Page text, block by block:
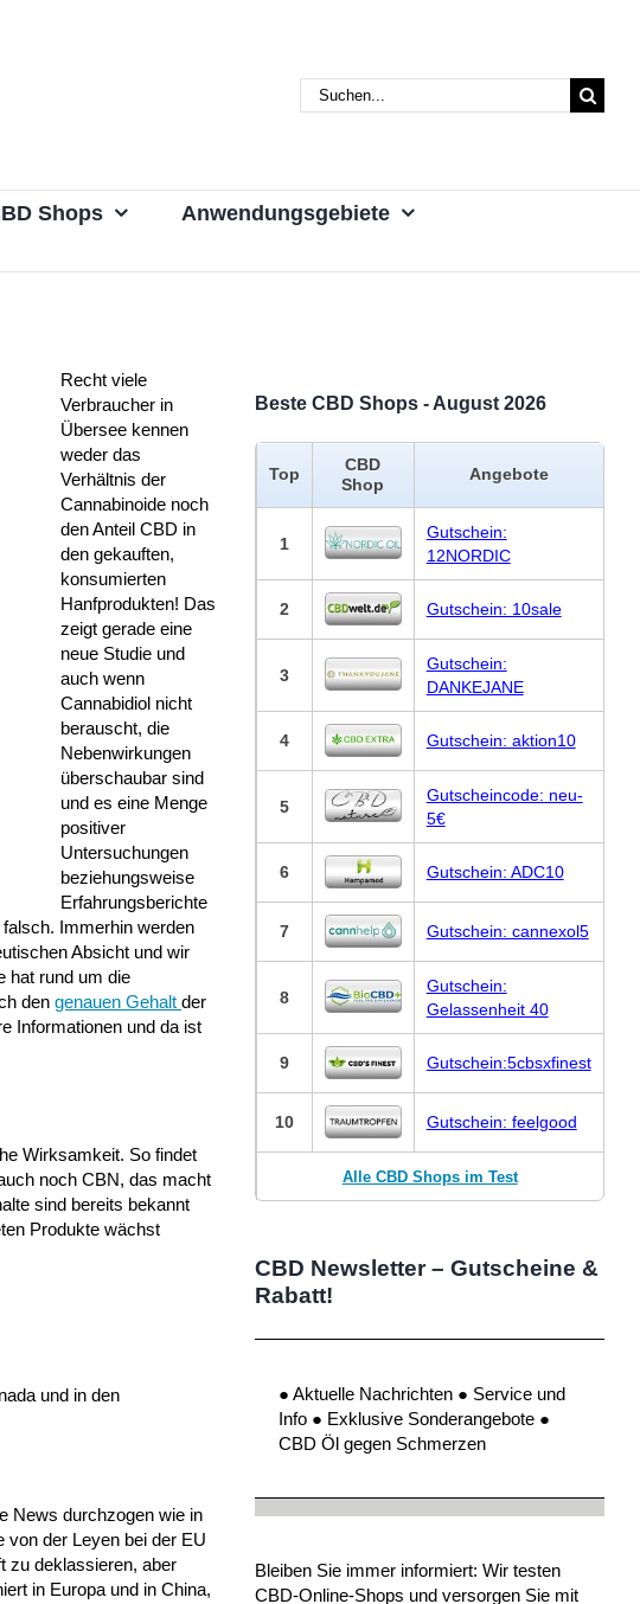
Suche
nach:
Shops
Anwendungsgebiete
Recht viele
Verbraucher in
Übersee kennen
weder das
Verhältnis der
Cannabinoide noch
den Anteil CBD in
den gekauften,
konsumierten
Hanfprodukten! Das
zeigt gerade eine
neue Studie und
auch wenn
Cannabidiol nicht
berauscht, die
Nebenwirkungen
überschaubar sind
und es eine Menge
positiver
Untersuchungen
beziehungsweise
Erfahrungsberichte
Immerhin werden
Absicht und wir
hat rund um die
den genauen Gehalt der
Informationen und da ist
Wirksamkeit. So findet
noch CBN, das macht
sind bereits bekannt
Produkte wächst
und in den
News durchzogen wie in
von der Leyen bei der EU
zu deklassieren, aber
in Europa und in China,
Beste CBD Shops - August 2026
Top
CBD
Shop
Angebote
1
Gutschein:
12NORDIC
2 Gutschein: 10sale
3
Gutschein:
DANKEJANE
4 Gutschein: aktion10
5
Gutscheincode: neu-
5€
6 Gutschein: ADC10
7 Gutschein: cannexol5
8
Gutschein:
Gelassenheit 40
9 Gutschein:5cbsxfinest
10 Gutschein: feelgood
Alle CBD Shops im Test
CBD Newsletter – Gutscheine &
Rabatt!
● Aktuelle Nachrichten ● Service und
Info ● Exklusive Sonderangebote ●
CBD Öl gegen Schmerzen
Bleiben Sie immer informiert: Wir testen
CBD-Online-Shops und versorgen Sie mit